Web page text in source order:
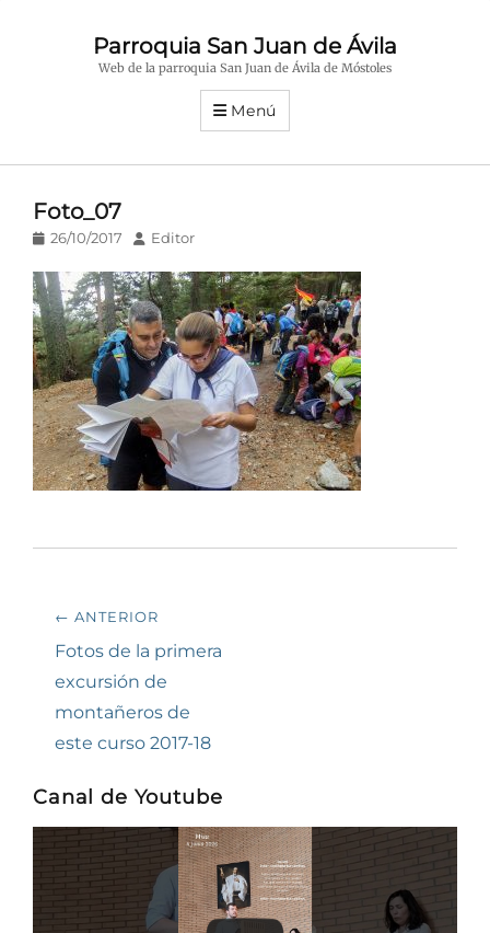
Parroquia San Juan de Ávila
Web de la parroquia San Juan de Ávila de Móstoles
Menú
Foto_07
Publicado
26/10/2017 AutorEditor
Navegación
de
entradas
← ANTERIOR
Entrada
anterior:
Fotos de la primera
excursión de
montañeros de
este curso 2017-18
Canal de Youtube